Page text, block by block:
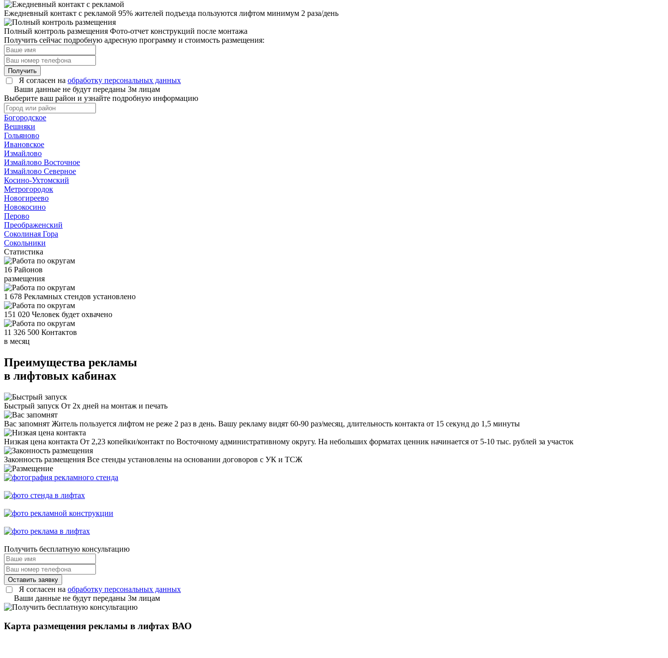
Ежедневный контакт с рекламой 95% жителей подъезда пользуются лифтом минимум 2 раза/день
Полный контроль размещения Фото-отчет конструкций после монтажа
Получить сейчас подробную адресную программу и стоимость размещения:
Получить
Я согласен на обработку персональных данных
Ваши данные не будут переданы 3м лицам
Выберите ваш район и узнайте подробную информацию
Богородское
Вешняки
Гольяново
Ивановское
Измайлово
Измайлово Восточное
Измайлово Северное
Косино-Ухтомский
Метрогородок
Новогиреево
Новокосино
Перово
Преображенский
Соколиная Гора
Сокольники
Статистика
16 Районов
размещения
1 678 Рекламных стендов установлено
151 020 Человек будет охвачено
11 326 500 Контактов
в месяц
Преимущества рекламы
в лифтовых кабинах
Быстрый запуск От 2х дней на монтаж и печать
Вас запомнят Житель пользуется лифтом не реже 2 раз в день. Вашу рекламу видят 60-90 раз/месяц, длительность контакта от 15 секунд до 1,5 минуты
Низкая цена контакта От 2,23 копейки/контакт по Восточному административному округу. На небольших форматах ценник начинается от 5-10 тыс. рублей за участок
Законность размещения Все стенды установлены на основании договоров с УК и ТСЖ
Получить бесплатную консультацию
Оставить заявку
Я согласен на обработку персональных данных
Ваши данные не будут переданы 3м лицам
Карта размещения рекламы в лифтах ВАО